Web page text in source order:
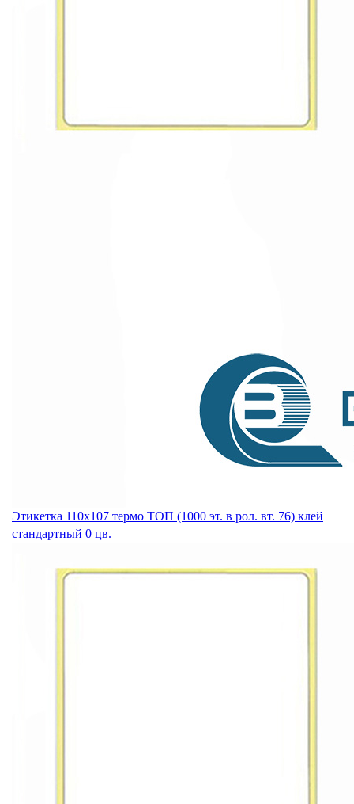
Этикетка 110х107 термо ТОП (1000 эт. в рол. вт. 76) клей
стандартный 0 цв.